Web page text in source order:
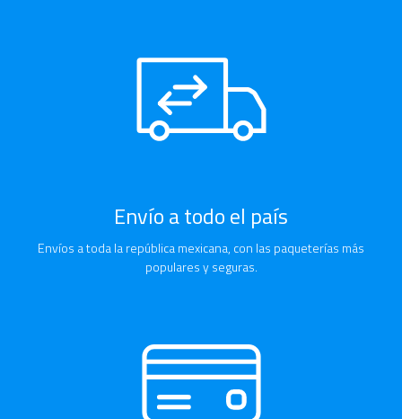
Envío a todo el país
Envíos a toda la república mexicana, con las paqueterías más
populares y seguras.